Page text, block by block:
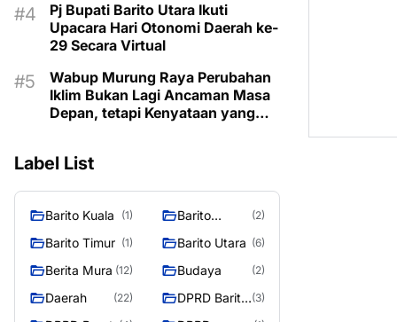
Pj Bupati Barito Utara Ikuti
Upacara Hari Otonomi Daerah ke-
29 Secara Virtual
Wabup Murung Raya Perubahan
Iklim Bukan Lagi Ancaman Masa
Depan, tetapi Kenyataan yang
Label List
Barito Kuala (1)
Barito
(2)
Barito Timur (1) Barito Utara (6)
Berita Mura (12) Budaya (2)
Daerah (22)
DPRD Barito (3)